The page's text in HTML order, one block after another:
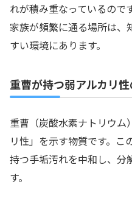
れが積み重なっているので
家族が頻繁に通る場所は、
すい環境にあります。
重曹が持つ弱アルカリ
重曹（炭酸水素ナトリウム
リ性」を示す物質です。こ
持つ手垢汚れを中和し、分
す。